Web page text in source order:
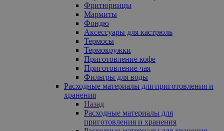
Фритюрницы
Мармиты
Фондю
Аксессуары для кастрюль
Термосы
Термокружки
Приготовление кофе
Приготовление чая
Фильтры для воды
Расходные материалы для приготовления и
хранения
Назад
Расходные материалы для
приготовления и хранения